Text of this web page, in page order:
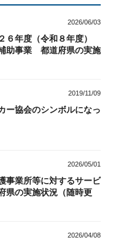
2026/06/03
６年度（令和８年度）
助事業 都道府県の実施
2019/11/09
ー協会のシンボルになっ
2026/05/01
事業所等に対するサービ
の実施状況（随時更
2026/04/08